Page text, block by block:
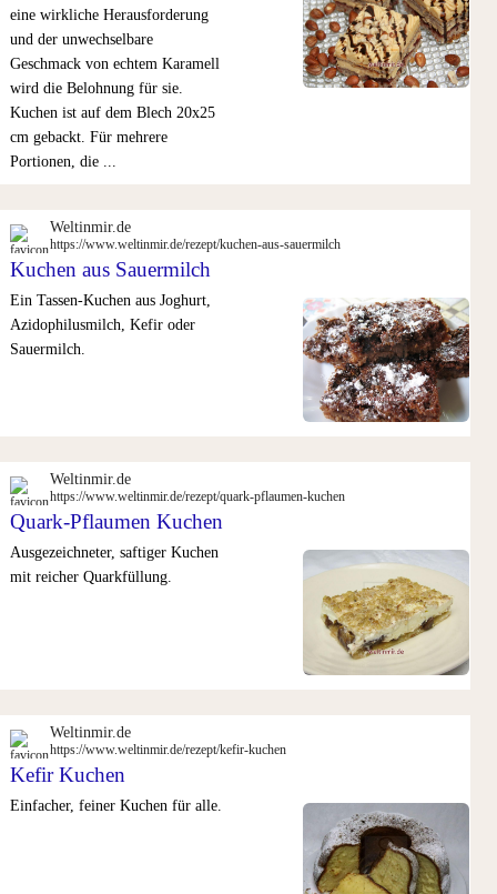
eine wirkliche Herausforderung
und der unwechselbare
Geschmack von echtem Karamell
wird die Belohnung für sie.
Kuchen ist auf dem Blech 20x25
cm gebackt. Für mehrere
Portionen, die ...
Weltinmir.de
https://www.weltinmir.de/rezept/kuchen-aus-sauermilch
Kuchen aus Sauermilch
Ein Tassen-Kuchen aus Joghurt,
Azidophilusmilch, Kefir oder
Sauermilch.
Weltinmir.de
https://www.weltinmir.de/rezept/quark-pflaumen-kuchen
Quark-Pflaumen Kuchen
Ausgezeichneter, saftiger Kuchen
mit reicher Quarkfüllung.
Weltinmir.de
https://www.weltinmir.de/rezept/kefir-kuchen
Kefir Kuchen
Einfacher, feiner Kuchen für alle.